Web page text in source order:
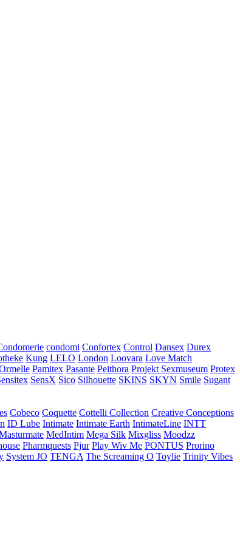
condomi Confortex Control Dansex Durex
Kung LELO London Loovara Love Match
Pamitex Pasante Peithora Projekt Sexmuseum Protex
SensX Sico Silhouette SKINS SKYN Smile Sugant
Cobeco Coquette Cottelli Collection Creative Conceptions
ID Lube Intimate Intimate Earth IntimateLine INTT
MedIntim Mega Silk Mixgliss Moodzz
Pharmquests Pjur Play Wiv Me PONTUS Prorino
System JO TENGA The Screaming O Toylie Trinity Vibes